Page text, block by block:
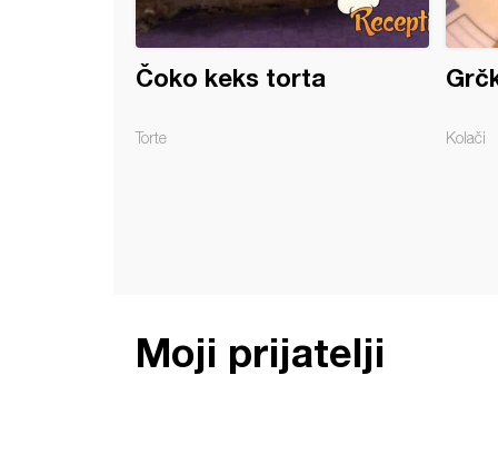
Čoko keks torta
Torte Kolači
Moji prijatelji